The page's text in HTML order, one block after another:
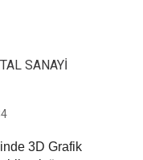
SANAYİ
3D Grafik